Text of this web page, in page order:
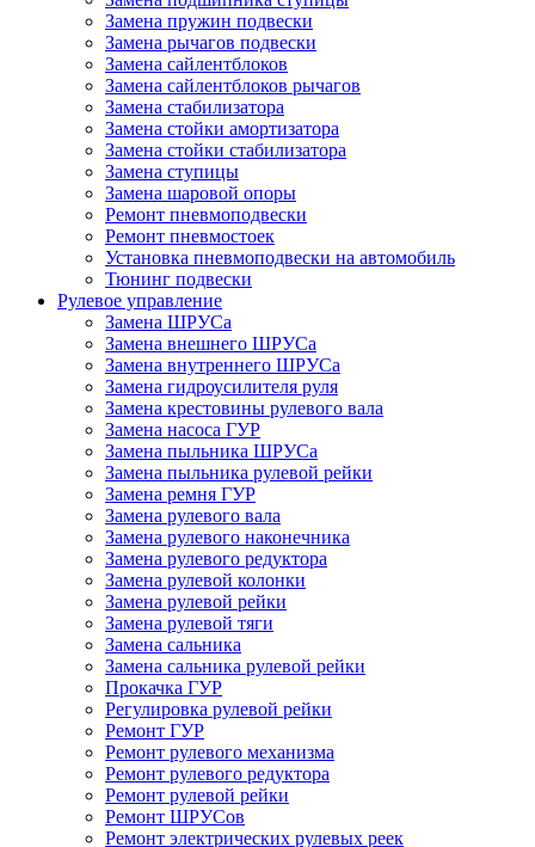
Замена пружин подвески
Замена рычагов подвески
Замена сайлентблоков
Замена сайлентблоков рычагов
Замена стабилизатора
Замена стойки амортизатора
Замена стойки стабилизатора
Замена ступицы
Замена шаровой опоры
Ремонт пневмоподвески
Ремонт пневмостоек
Установка пневмоподвески на автомобиль
Тюнинг подвески
Рулевое управление
Замена ШРУСа
Замена внешнего ШРУСа
Замена внутреннего ШРУСа
Замена гидроусилителя руля
Замена крестовины рулевого вала
Замена насоса ГУР
Замена пыльника ШРУСа
Замена пыльника рулевой рейки
Замена ремня ГУР
Замена рулевого вала
Замена рулевого наконечника
Замена рулевого редуктора
Замена рулевой колонки
Замена рулевой рейки
Замена рулевой тяги
Замена сальника
Замена сальника рулевой рейки
Прокачка ГУР
Регулировка рулевой рейки
Ремонт ГУР
Ремонт рулевого механизма
Ремонт рулевого редуктора
Ремонт рулевой рейки
Ремонт ШРУСов
Ремонт электрических рулевых реек